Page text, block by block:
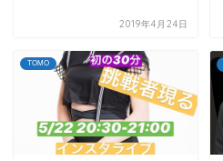
2019年4月24日
TOMO